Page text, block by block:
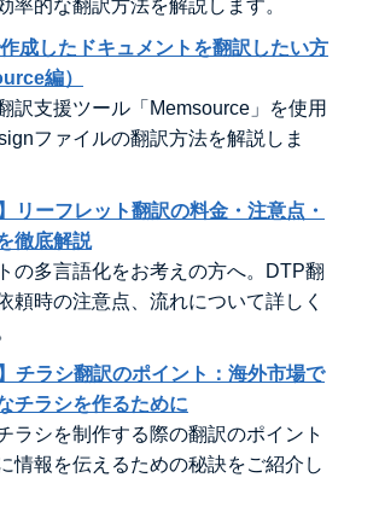
率的な翻訳方法を解説します。
成したドキュメントを翻訳したい方
編）
訳支援ツール「Memsource」を使用
ファイルの翻訳方法を解説しま
リーフレット翻訳の料金・注意点・
徹底解説
の多言語化をお考えの方へ。DTP翻
頼時の注意点、流れについて詳しく
チラシ翻訳のポイント：海外市場で
チラシを作るために
ラシを制作する際の翻訳のポイント
情報を伝えるための秘訣をご紹介し